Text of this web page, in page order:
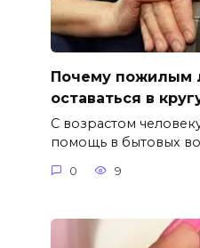
Почему пожилым
оставаться в
С возрастом
помощь в бытовых
0 9